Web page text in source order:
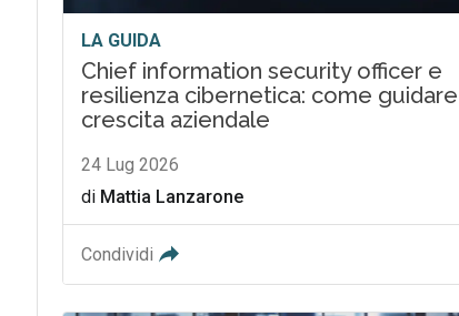
LA GUIDA
Chief information security officer e
resilienza cibernetica: come
crescita aziendale
24 Lug 2026
di Mattia Lanzarone
Condividi